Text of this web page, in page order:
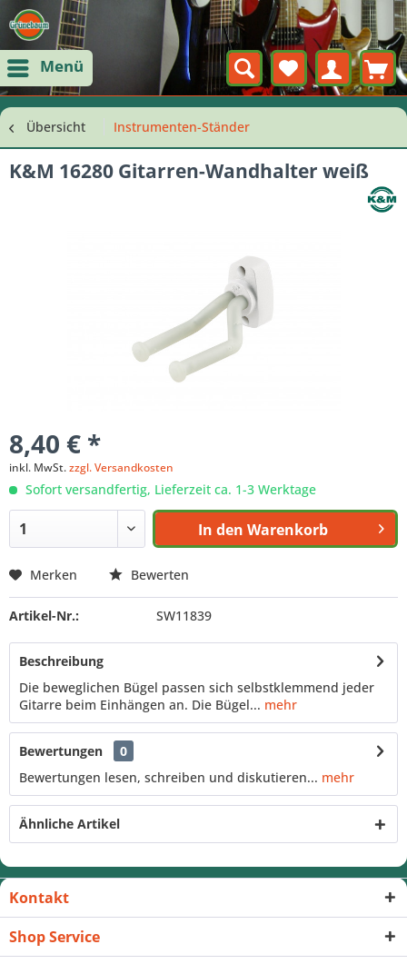
Menü
Übersicht Instrumenten-Ständer
K&M 16280 Gitarren-Wandhalter weiß
8,40 € *
inkl. MwSt.zzgl. Versandkosten
Sofort versandfertig, Lieferzeit ca. 1-3 Werktage
In den Warenkorb
Merken Bewerten
Artikel-Nr.: SW11839
Beschreibung
Die beweglichen Bügel passen sich selbstklemmend jeder
Gitarre beim Einhängen an. Die Bügel... mehr
Bewertungen
0
Bewertungen lesen, schreiben und diskutieren... mehr
Ähnliche Artikel
Kontakt
Shop Service